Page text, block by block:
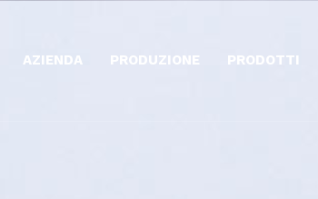
AZIENDA PRODUZIONE PRODOTTI